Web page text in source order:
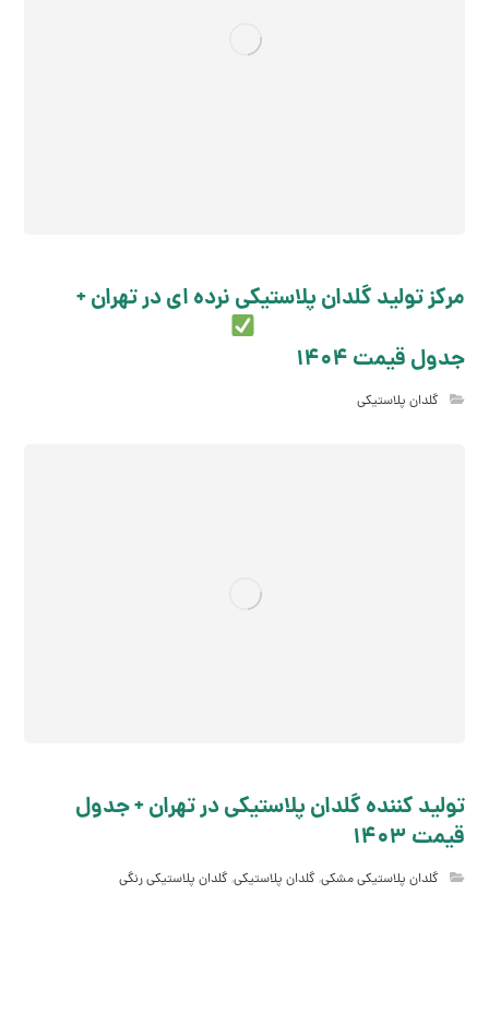
مرکز تولید گلدان پلاستیکی نرده ای در تهران +
جدول قیمت 1404
گلدان پلاستیکی
تولید کننده گلدان پلاستیکی در تهران + جدول
قیمت 1403
گلدان پلاستیکی مشکی,گلدان پلاستیکی,گلدان پلاستیکی رنگی